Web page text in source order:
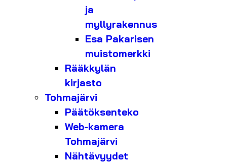
ja
myllyrakennus
Esa Pakarisen
muistomerkki
Rääkkylän
kirjasto
Tohmajärvi
Päätöksenteko
Web-kamera
Tohmajärvi
Nähtävyydet